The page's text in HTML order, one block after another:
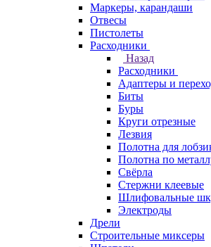
Маркеры, карандаши
Отвесы
Пистолеты
Расходники
Назад
Расходники
Адаптеры и
Биты
Буры
Круги отрезные
Лезвия
Полотна для
Полотна по
Свёрла
Стержни клеевые
Шлифовальные
Электроды
Дрели
Строительные миксеры